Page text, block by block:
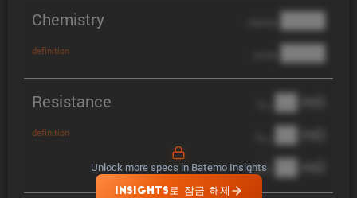
Chemistry
definition
████
████
Resistance
definition
██ mΩ
██ mΩ
DCIR ██ mΩ
Unlock more specs in Batemo Insights
INSIGHTS로 잠금 해제